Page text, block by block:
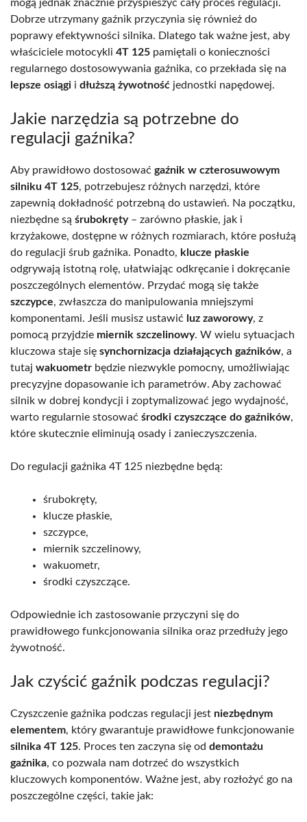
mogą jednak znacznie przyspieszyć cały proces regulacji.
Dobrze utrzymany gaźnik przyczynia się również do
poprawy efektywności silnika. Dlatego tak ważne jest, aby
właściciele motocykli 4T 125 pamiętali o konieczności
regularnego dostosowywania gaźnika, co przekłada się na
lepsze osiągi i dłuższą żywotność jednostki napędowej.
Jakie narzędzia są potrzebne do
regulacji gaźnika?
Aby prawidłowo dostosować gaźnik w czterosuwowym
silniku 4T 125, potrzebujesz różnych narzędzi, które
zapewnią dokładność potrzebną do ustawień. Na początku,
niezbędne są śrubokręty– zarówno płaskie, jak i
krzyżakowe, dostępne w różnych rozmiarach, które posłużą
do regulacji śrub gaźnika. Ponadto, klucze płaskie
odgrywają istotną rolę, ułatwiając odkręcanie i dokręcanie
poszczególnych elementów. Przydać mogą się także
szczypce, zwłaszcza do manipulowania mniejszymi
komponentami. Jeśli musisz ustawić luz zaworowy, z
pomocą przyjdzie miernik szczelinowy. W wielu sytuacjach
kluczowa staje się synchornizacja działających gaźników, a
tutaj wakuometr będzie niezwykle pomocny, umożliwiając
precyzyjne dopasowanie ich parametrów. Aby zachować
silnik w dobrej kondycji i zoptymalizować jego wydajność,
warto regularnie stosować środki czyszczące do gaźników,
które skutecznie eliminują osady i zanieczyszczenia.
Do regulacji gaźnika 4T 125 niezbędne będą:
śrubokręty,
klucze płaskie,
szczypce,
miernik szczelinowy,
wakuometr,
środki czyszczące.
Odpowiednie ich zastosowanie przyczyni się do
prawidłowego funkcjonowania silnika oraz przedłuży jego
żywotność.
Jak czyścić gaźnik podczas regulacji?
Czyszczenie gaźnika podczas regulacji jest niezbędnym
elementem, który gwarantuje prawidłowe funkcjonowanie
silnika 4T 125. Proces ten zaczyna się od demontażu
gaźnika, co pozwala nam dotrzeć do wszystkich
kluczowych komponentów. Ważne jest, aby rozłożyć go na
poszczególne części, takie jak: